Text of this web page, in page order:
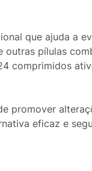
que ajuda a
pílulas
comprimidos
promover
eficaz e